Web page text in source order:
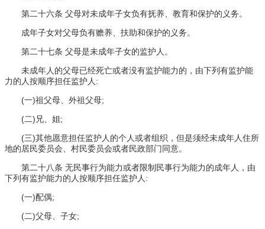
第二十六条 父母对未成年子女负有抚养、教育和保护的义务。
成年子女对父母负有赡养、扶助和保护的义务。
第二十七条 父母是未成年子女的监护人。
未成年人的父母已经死亡或者没有监护能力的，由下列有监护能
力的人按顺序担任监护人:
(一)祖父母、外祖父母;
(二)兄、姐;
(三)其他愿意担任监护人的个人或者组织，但是须经未成年人住所
地的居民委员会、村民委员会或者民政部门同意。
第二十八条 无民事行为能力或者限制民事行为能力的成年人，由
下列有监护能力的人按顺序担任监护人:
(一)配偶;
(二)父母、子女;